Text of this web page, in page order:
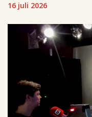
16 juli 2026